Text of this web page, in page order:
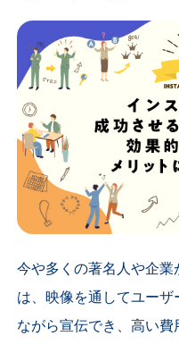
今や多くの著名人や企
は、映像を通してユー
ながら宣伝でき、高い